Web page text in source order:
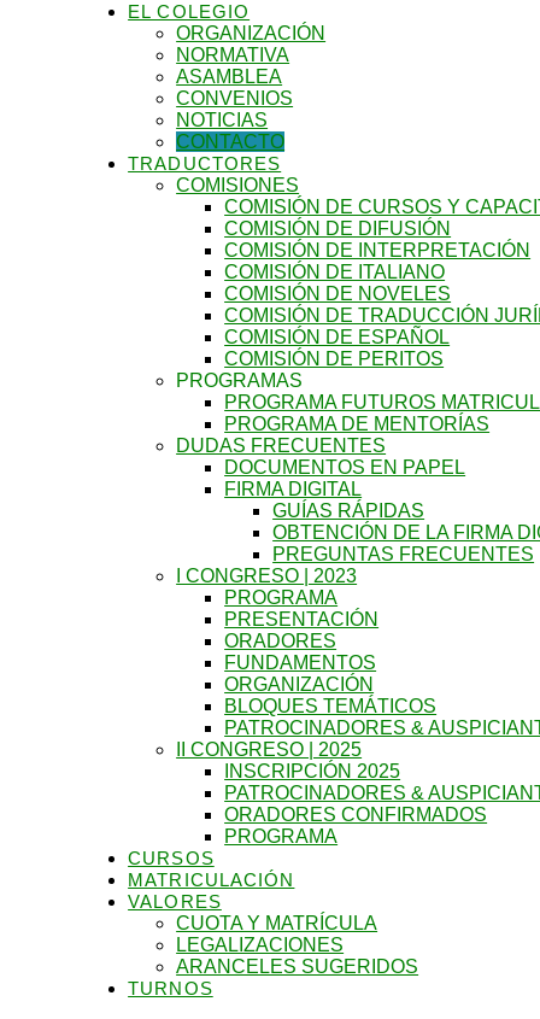
EL COLEGIO
ORGANIZACIÓN
NORMATIVA
ASAMBLEA
CONVENIOS
NOTICIAS
CONTACTO
TRADUCTORES
COMISIONES
COMISIÓN DE CURSOS Y
COMISIÓN DE DIFUSIÓN
COMISIÓN DE INTERPRETACIÓN
COMISIÓN DE ITALIANO
COMISIÓN DE NOVELES
COMISIÓN DE TRADUCCIÓN
COMISIÓN DE ESPAÑOL
COMISIÓN DE PERITOS
PROGRAMAS
PROGRAMA FUTUROS
PROGRAMA DE MENTORÍAS
DUDAS FRECUENTES
DOCUMENTOS EN PAPEL
FIRMA DIGITAL
GUÍAS RÁPIDAS
OBTENCIÓN DE LA FIRMA
PREGUNTAS FRECUENTES
I CONGRESO | 2023
PROGRAMA
PRESENTACIÓN
ORADORES
FUNDAMENTOS
ORGANIZACIÓN
BLOQUES TEMÁTICOS
PATROCINADORES &
II CONGRESO | 2025
INSCRIPCIÓN 2025
PATROCINADORES &
ORADORES CONFIRMADOS
PROGRAMA
CURSOS
MATRICULACIÓN
VALORES
CUOTA Y MATRÍCULA
LEGALIZACIONES
ARANCELES SUGERIDOS
TURNOS